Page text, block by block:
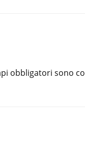
obbligatori sono